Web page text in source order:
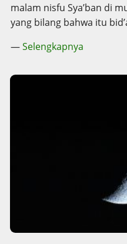
malam nisfu Sya’ban di
yang bilang bahwa itu
—Selengkapnya